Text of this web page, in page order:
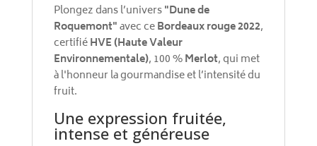
Plongez dans l’univers"Dune de
Roquemont"avec ceBordeaux rouge 2022,
certifiéHVE (Haute Valeur
Environnementale), 100 %Merlot, qui met
à l'honneur la gourmandise et l’intensité du
fruit.
Une expression fruitée,
intense et généreuse